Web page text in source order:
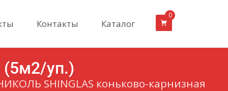
Контакты Каталог
0
(5м2/уп.)
SHINGLAS коньково-карнизная